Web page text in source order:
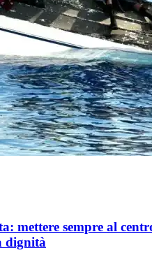
mettere sempre al
dignità